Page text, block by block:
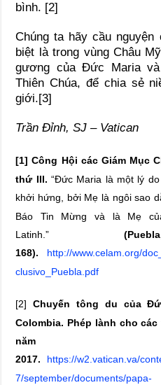
bình. [2]
Chúng ta hãy cầu
biệt là trong vùng Châu
gương của Đức Maria
Thiên Chúa, để chia sẻ
giới.[3]
Trần Đỉnh, SJ – Vatican
[1] Công Hội các Giám Mục
thứ III. “Đức Maria là một lý
khởi hứng, bởi Mẹ là ngôi sao
Báo Tin Mừng và là Mẹ
Latinh.”
168).
http://www.celam.org/
clusivo_Puebla.pdf
[2]Chuyến tông du của
Colombia. Phép lành cho
năm
2017.
https://w2.vatican.va/
7/september/documents/papa-